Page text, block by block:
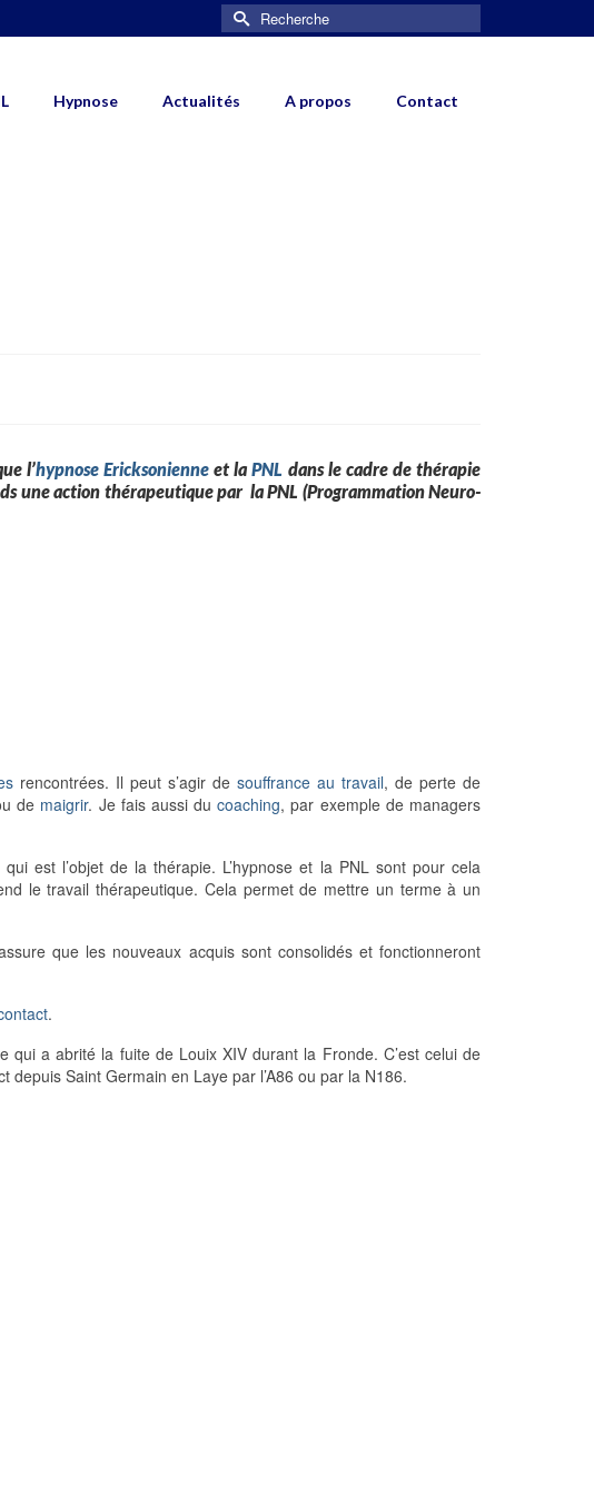
Rechercher :
Hypnose Actualités A propos Contact
l’hypnose Ericksonienne et laPNL dans le cadre de thérapie
une action thérapeutique par la PNL (Programmation Neuro-
rencontrées. Il peut s’agir de souffrance au travail, de perte de
de maigrir. Je fais aussi ducoaching, par exemple de managers
est l’objet de la thérapie. L’hypnose et la PNL sont pour cela
le travail thérapeutique. Cela permet de mettre un terme à un
que les nouveaux acquis sont consolidés et fonctionneront
.
qui a abrité la fuite de Louix XIV durant la Fronde. C’est celui de
Saint Germain en Laye par l’A86 ou par la N186.